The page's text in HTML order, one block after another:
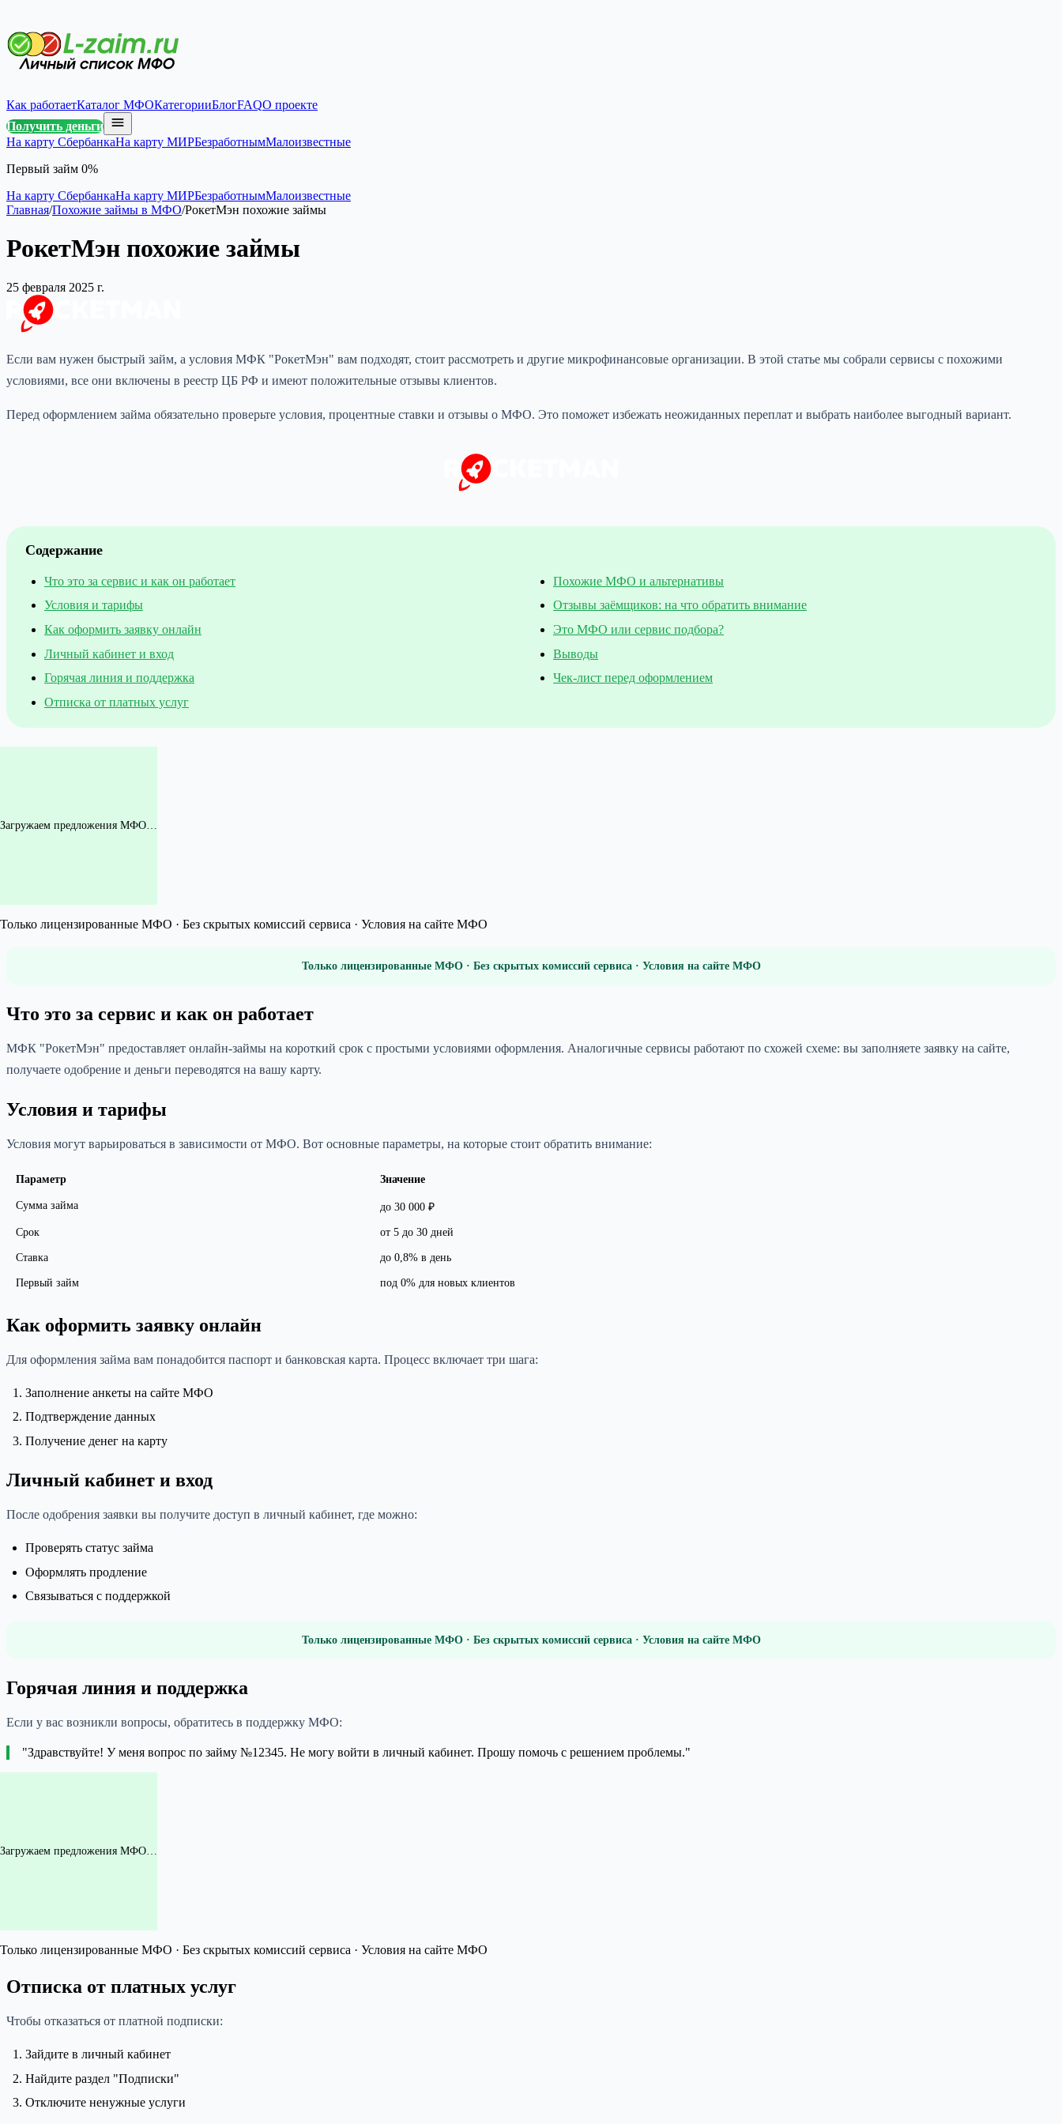
Как работаетКаталог МФОКатегорииБлогFAQО проекте
Получить деньги
На карту СбербанкаНа карту МИРБезработнымМалоизвестные
Первый займ 0%
На карту СбербанкаНа карту МИРБезработнымМалоизвестные
Главная/Похожие займы в МФО/РокетМэн похожие займы
РокетМэн похожие займы
25 февраля 2025 г.
Если вам нужен быстрый займ, а условия МФК "РокетМэн" вам подходят, стоит рассмотреть и другие микрофинансовые организации. В этой статье мы собрали сервисы с похожими
условиями, все они включены в реестр ЦБ РФ и имеют положительные отзывы клиентов.
Перед оформлением займа обязательно проверьте условия, процентные ставки и отзывы о МФО. Это поможет избежать неожиданных переплат и выбрать наиболее выгодный вариант.
Содержание
Что это за сервис и как он работает
Условия и тарифы
Как оформить заявку онлайн
Личный кабинет и вход
Горячая линия и поддержка
Отписка от платных услуг
Похожие МФО и альтернативы
Отзывы заёмщиков: на что обратить внимание
Это МФО или сервис подбора?
Выводы
Чек-лист перед оформлением
Загружаем предложения МФО…
Только лицензированные МФО · Без скрытых комиссий сервиса · Условия на сайте МФО
Только лицензированные МФО · Без скрытых комиссий сервиса · Условия на сайте МФО
Что это за сервис и как он работает
МФК "РокетМэн" предоставляет онлайн-займы на короткий срок с простыми условиями оформления. Аналогичные сервисы работают по схожей схеме: вы заполняете заявку на сайте,
получаете одобрение и деньги переводятся на вашу карту.
Условия и тарифы
Условия могут варьироваться в зависимости от МФО. Вот основные параметры, на которые стоит обратить внимание:
Параметр Значение
Сумма займа до 30 000 ₽
Срок от 5 до 30 дней
Ставка до 0,8% в день
Первый займ под 0% для новых клиентов
Как оформить заявку онлайн
Для оформления займа вам понадобится паспорт и банковская карта. Процесс включает три шага:
Заполнение анкеты на сайте МФО
Подтверждение данных
Получение денег на карту
Личный кабинет и вход
После одобрения заявки вы получите доступ в личный кабинет, где можно:
Проверять статус займа
Оформлять продление
Связываться с поддержкой
Только лицензированные МФО · Без скрытых комиссий сервиса · Условия на сайте МФО
Горячая линия и поддержка
Если у вас возникли вопросы, обратитесь в поддержку МФО:
"Здравствуйте! У меня вопрос по займу №12345. Не могу войти в личный кабинет. Прошу помочь с решением проблемы."
Загружаем предложения МФО…
Только лицензированные МФО · Без скрытых комиссий сервиса · Условия на сайте МФО
Отписка от платных услуг
Чтобы отказаться от платной подписки:
Зайдите в личный кабинет
Найдите раздел "Подписки"
Отключите ненужные услуги